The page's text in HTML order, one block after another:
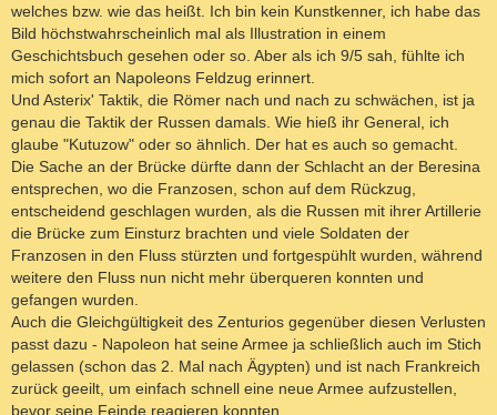
welches bzw. wie das heißt. Ich bin kein Kunstkenner, ich habe das
Bild höchstwahrscheinlich mal als Illustration in einem
Geschichtsbuch gesehen oder so. Aber als ich 9/5 sah, fühlte ich
mich sofort an Napoleons Feldzug erinnert.
Und Asterix' Taktik, die Römer nach und nach zu schwächen, ist ja
genau die Taktik der Russen damals. Wie hieß ihr General, ich
glaube "Kutuzow" oder so ähnlich. Der hat es auch so gemacht.
Die Sache an der Brücke dürfte dann der Schlacht an der Beresina
entsprechen, wo die Franzosen, schon auf dem Rückzug,
entscheidend geschlagen wurden, als die Russen mit ihrer Artillerie
die Brücke zum Einsturz brachten und viele Soldaten der
Franzosen in den Fluss stürzten und fortgespühlt wurden, während
weitere den Fluss nun nicht mehr überqueren konnten und
gefangen wurden.
Auch die Gleichgültigkeit des Zenturios gegenüber diesen Verlusten
passt dazu - Napoleon hat seine Armee ja schließlich auch im Stich
gelassen (schon das 2. Mal nach Ägypten) und ist nach Frankreich
zurück geeilt, um einfach schnell eine neue Armee aufzustellen,
bevor seine Feinde reagieren konnten.